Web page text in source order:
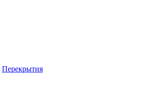
Перекрытия